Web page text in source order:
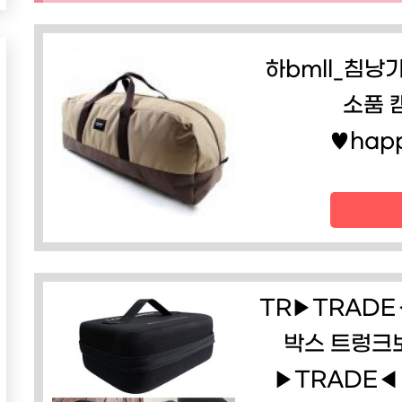
하bmll_침낭
소품
TR▶TRADE◀
박스 트렁크
▶TRADE◀